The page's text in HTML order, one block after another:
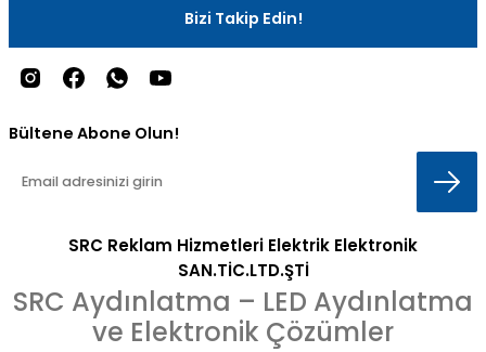
Bizi Takip Edin!
Bültene Abone Olun!
SRC Reklam Hizmetleri Elektrik Elektronik
SAN.TİC.LTD.ŞTİ
SRC Aydınlatma – LED Aydınlatma
ve Elektronik Çözümler